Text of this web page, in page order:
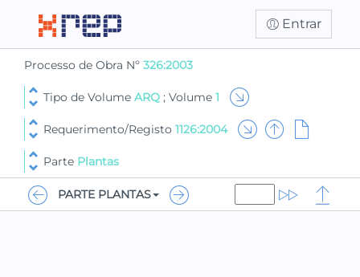
Entrar
Processo de Obra Nº 326:2003
Tipo de Volume ARQ ; Volume 1
Requerimento/Registo 1126:2004
Parte Plantas
PARTE PLANTAS